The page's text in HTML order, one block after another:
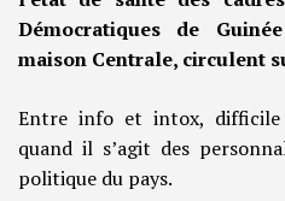
Démocratiques de
maison Centrale, circulent
Entre info et intox,
quand il s’agit des
politique du pays.